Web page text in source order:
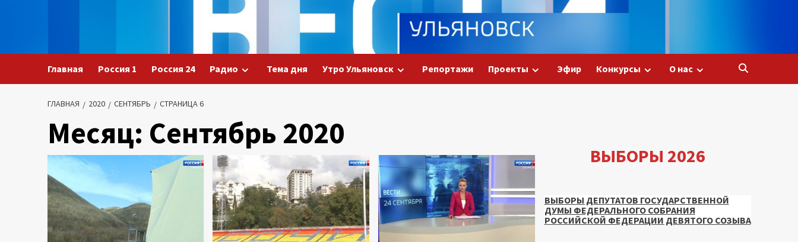
Главная Россия 1 Россия 24 Радио Тема дня Утро Ульяновск Репортажи Проекты Эфир Конкурсы О нас
ГЛАВНАЯ 2020 СЕНТЯБРЬ СТРАНИЦА 6
Месяц: Сентябрь 2020
ВЫБОРЫ 2026
ВЫБОРЫ ДЕПУТАТОВ ГОСУДАРСТВЕННОЙ
ДУМЫ ФЕДЕРАЛЬНОГО СОБРАНИЯ
РОССИЙСКОЙ ФЕДЕРАЦИИ ДЕВЯТОГО СОЗЫВА